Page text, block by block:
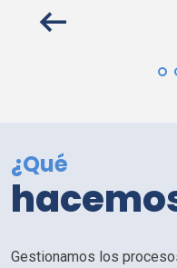
¿Qué
Gestionamos los